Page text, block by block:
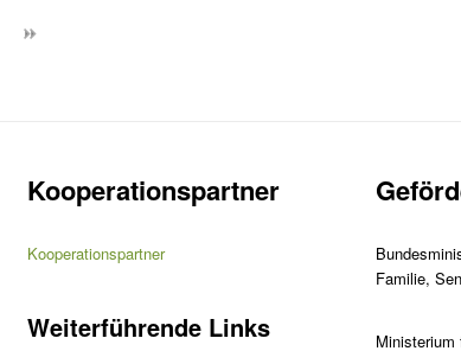
Kooperationspartner
Kooperationspartner
Weiterführende Links
Familie,